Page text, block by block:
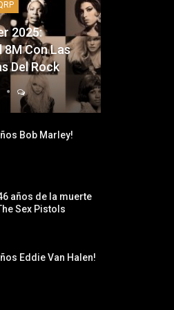
2025:
8M Con Las
Del Rock
Bob Marley!
años de la muerte
Sex Pistols
Eddie Van Halen!